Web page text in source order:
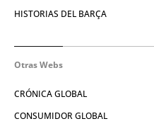
HISTORIAS DEL BARÇA
Otras Webs
CRÓNICA GLOBAL
CONSUMIDOR GLOBAL